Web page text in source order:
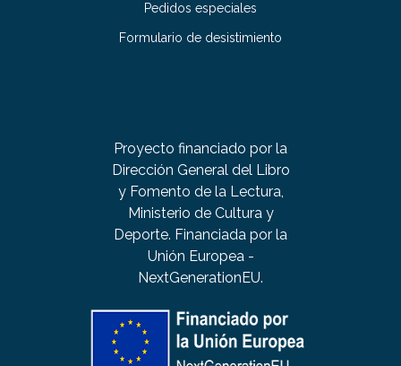
Pedidos especiales
Formulario de desistimiento
Proyecto financiado por la
Dirección General del Libro
y Fomento de la Lectura,
Ministerio de Cultura y
Deporte. Financiada por la
Unión Europea -
NextGenerationEU.